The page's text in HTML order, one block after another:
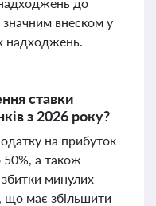
внеском у
надходжень.
ставки
з 2026 року?
на прибуток
50%, а також
минулих
що має збільшити